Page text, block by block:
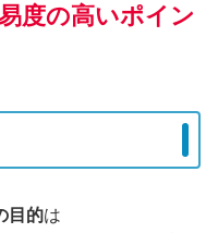
度の高いポイン
目的は